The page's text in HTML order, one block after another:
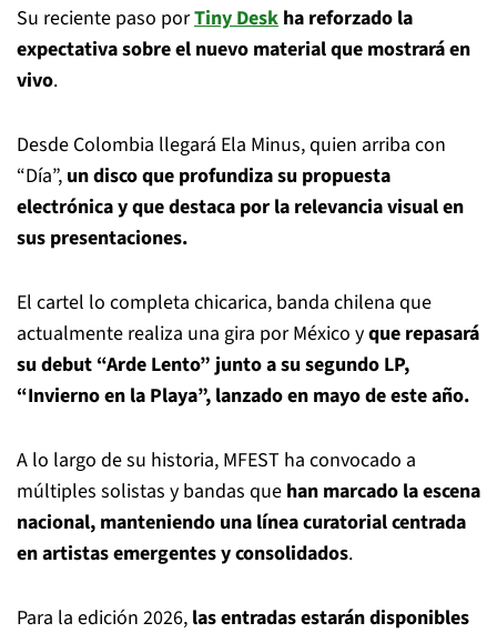
Su reciente paso porTiny Desk ha reforzado la
expectativa sobre el nuevo material que mostrará en
vivo.
Desde Colombia llegará Ela Minus, quien arriba con
“Día”, un disco que profundiza su propuesta
electrónica y que destaca por la relevancia visual en
sus presentaciones.
El cartel lo completa chicarica, banda chilena que
actualmente realiza una gira por México yque repasará
su debut “Arde Lento” junto a su segundo LP,
“Invierno en la Playa”, lanzado en mayo de este año.
A lo largo de su historia, MFEST ha convocado a
múltiples solistas y bandas que han marcado la escena
nacional, manteniendo una línea curatorial centrada
en artistas emergentes y consolidados.
Para la edición 2026, las entradas estarán disponibles